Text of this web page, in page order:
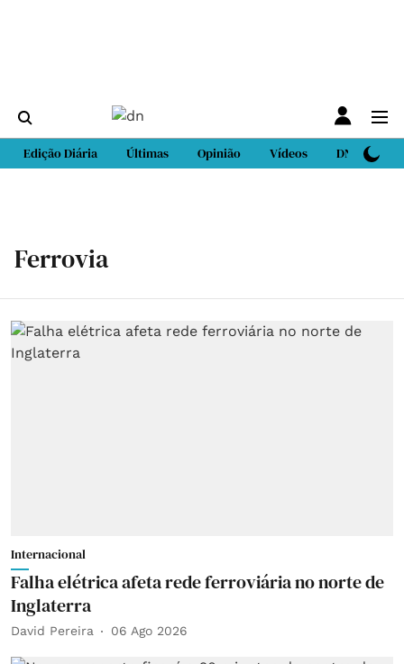
Edição Diária Últimas Opinião Vídeos DN Sport
Ferrovia
Internacional
Falha elétrica afeta rede ferroviária no norte de
Inglaterra
David Pereira 06 Ago 2026